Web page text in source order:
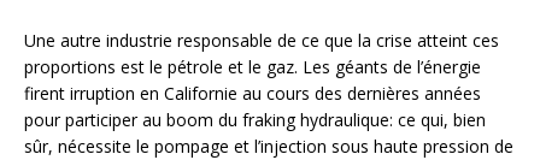
Une autre industrie responsable de ce que la crise atteint ces
proportions est le pétrole et le gaz. Les géants de l’énergie
firent irruption en Californie au cours des dernières années
pour participer au boom du fraking hydraulique: ce qui, bien
sûr, nécessite le pompage et l’injection sous haute pression de